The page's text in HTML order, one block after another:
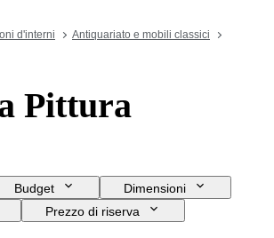
d'interni
Antiquariato e mobili classici
Pittura
Budget
Dimensioni
Prezzo di riserva